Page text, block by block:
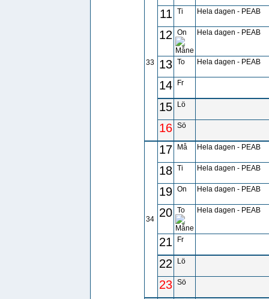
33
11 Ti Hela dagen - PEAB
12 On Hela dagen - PEAB
13 To Hela dagen - PEAB
14 Fr
15 Lö
16 Sö
34
17 Må Hela dagen - PEAB
18 Ti Hela dagen - PEAB
19 On Hela dagen - PEAB
20 To Hela dagen - PEAB
21 Fr
22 Lö
23 Sö